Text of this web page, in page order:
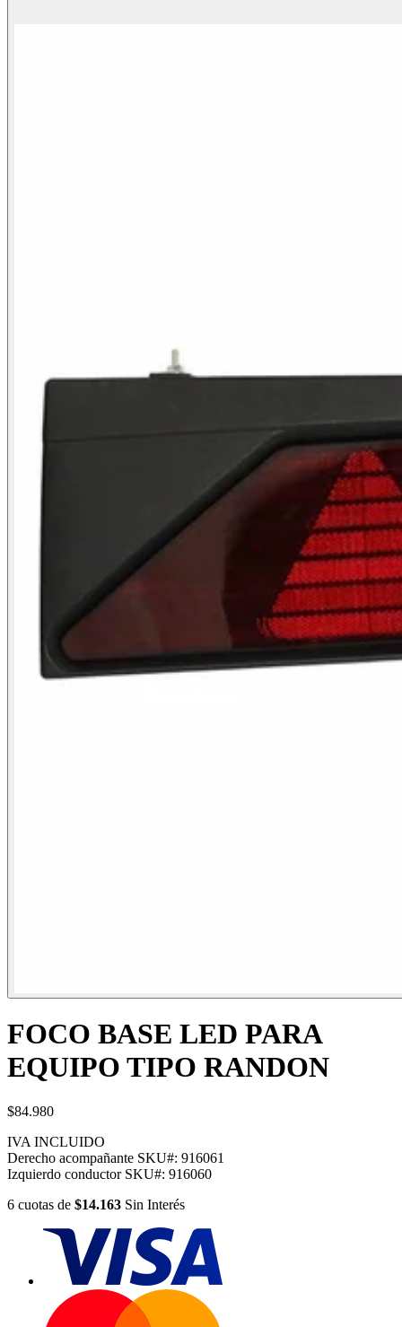
FOCO BASE LED PARA
EQUIPO TIPO RANDON
$84.980
IVA INCLUIDO
Derecho acompañante SKU#: 916061
Izquierdo conductor SKU#: 916060
6 cuotas de $14.163 Sin Interés